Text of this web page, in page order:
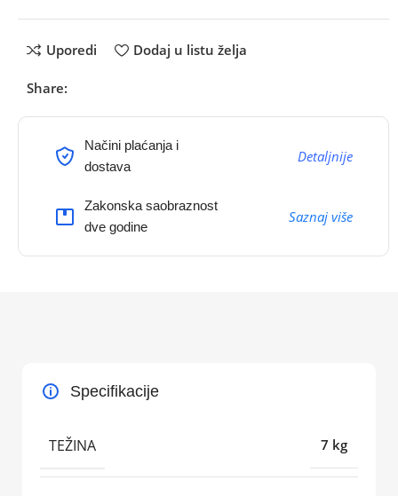
Uporedi Dodaj u listu želja
Share:
Načini plaćanja i
dostava
Detaljnije
Zakonska saobraznost
dve godine
Saznaj više
Specifikacije
TEŽINA 7 kg